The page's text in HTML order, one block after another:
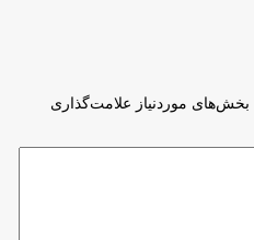
بخش‌های موردنیاز علامت‌گذاری